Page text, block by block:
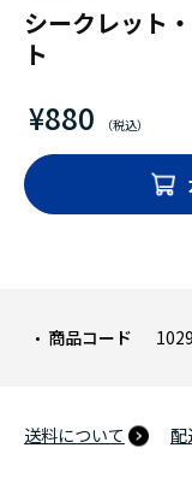
シークレット
ト
¥880
商品コード
送料について 配